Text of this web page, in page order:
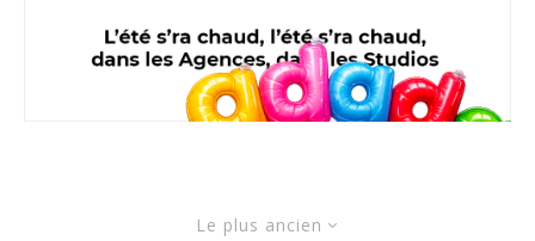
Le plus ancien